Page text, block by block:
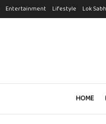
Entertainment Lifestyle Lok
HOME